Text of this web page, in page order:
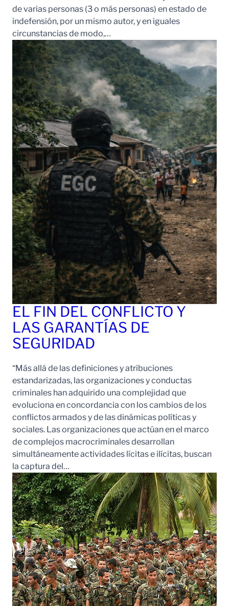
de varias personas (3 o más personas) en estado de
indefensión, por un mismo autor, y en iguales
circunstancias de modo,…
EL FIN DEL CONFLICTO Y
LAS GARANTÍAS DE
SEGURIDAD
“Más allá de las definiciones y atribuciones
estandarizadas, las organizaciones y conductas
criminales han adquirido una complejidad que
evoluciona en concordancia con los cambios de los
conflictos armados y de las dinámicas políticas y
sociales. Las organizaciones que actúan en el marco
de complejos macrocriminales desarrollan
simultáneamente actividades lícitas e ilícitas, buscan
la captura del…